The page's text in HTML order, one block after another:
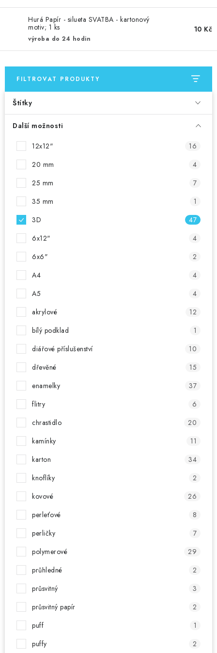
Hurá Papír - silueta SVATBA - kartonový
motiv; 1 ks
výroba do 24 hodin
10 Kč
FILTROVAT PRODUKTY
Štítky
Další možnosti
12x12"
16
20 mm
4
25 mm
7
35 mm
1
3D
47
6x12"
4
6x6"
2
A4
4
A5
4
akrylové
12
bílý podklad
1
diářové příslušenství
10
dřevěné
15
enamelky
37
flitry
6
chrastidlo
20
kamínky
11
karton
34
knoflíky
2
kovové
26
perleťové
8
perličky
7
polymerové
29
průhledné
2
průsvitný
3
průsvitný papír
2
puff
1
puffy
2